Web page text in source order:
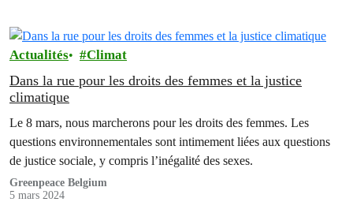
Actualités Climat
Dans la rue pour les droits des femmes et la justice
climatique
Le 8 mars, nous marcherons pour les droits des femmes. Les
questions environnementales sont intimement liées aux questions
de justice sociale, y compris l’inégalité des sexes.
Greenpeace Belgium
5 mars 2024